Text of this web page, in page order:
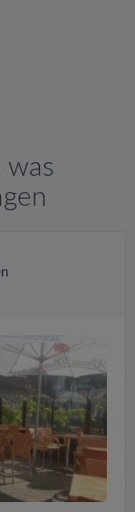
was